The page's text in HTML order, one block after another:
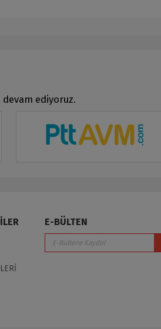
ediyoruz.
E-BÜLTEN